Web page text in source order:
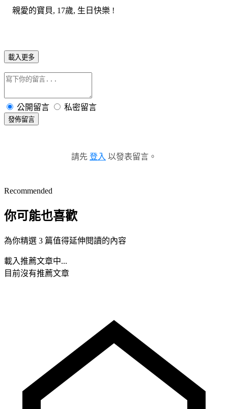
親愛的寶貝, 17歲, 生日快樂 !
載入更多
公開留言 私密留言
發佈留言
請先 登入 以發表留言。
Recommended
你可能也喜歡
為你精選 3 篇值得延伸閱讀的內容
載入推薦文章中...
目前沒有推薦文章